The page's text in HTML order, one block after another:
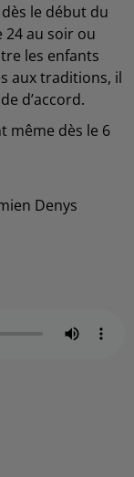
le début du
24 au soir ou
les enfants
aux traditions, il
d’accord.
même dès le 6
Denys